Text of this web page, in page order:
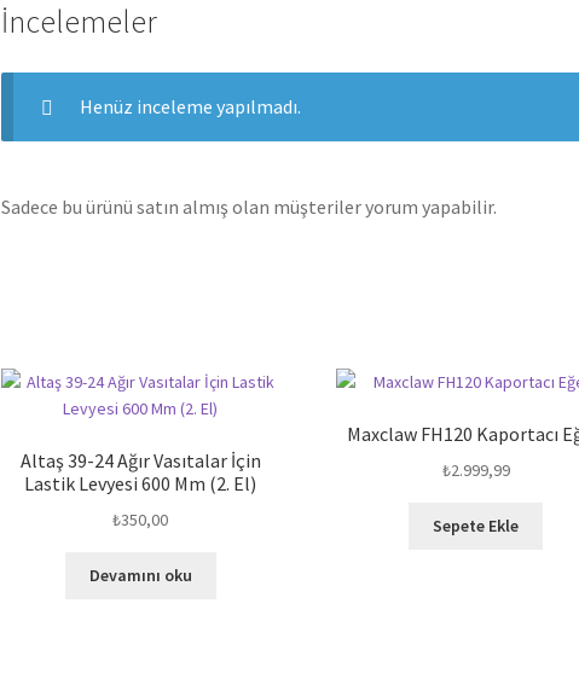
İncelemeler
Henüz inceleme yapılmadı.
Sadece bu ürünü satın almış olan müşteriler yorum yapabilir.
Altaş 39-24 Ağır Vasıtalar İçin
Lastik Levyesi 600 Mm (2. El)
₺350,00
Devamını oku
Maxclaw FH120 Kaportacı
₺2.999,99
Sepete Ekle